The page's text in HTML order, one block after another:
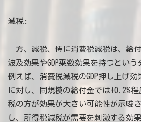
減税:
一方、減税、特に消費税減税は、給
波及効果やGDP乗数効果を持つという
例えば、消費税減税のGDP押し上げ効
に対し、同規模の給付金では+0.2%
税の方が効果が大きい可能性が示唆
し、所得税減税が需要を刺激する効